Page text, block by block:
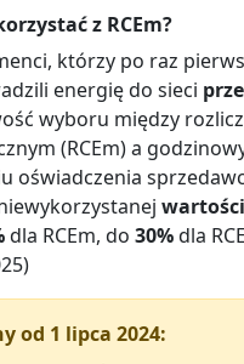
z RCEm?
którzy po raz
energię do sieci
wyboru między
(RCEm) a
oświadczenia
dla RCEm, do 30%dla
od 1 lipca 2024: